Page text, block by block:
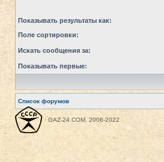
Показывать результаты как:
Поле сортировки:
Искать сообщения за:
Показывать первые:
Список форумов
GAZ-24.COM, 2006-2022